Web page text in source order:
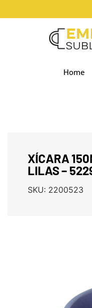
Home
XÍCARA
LILAS –
SKU: 2200523